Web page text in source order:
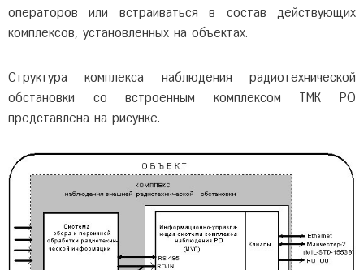
операторов или встраиваться в состав действующих
комплексов, установленных на объектах.
Структура комплекса наблюдения радиотехнической
обстановки со встроенным комплексом ТМК РО
представлена на рисунке.